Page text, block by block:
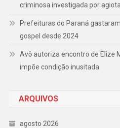
criminosa investigada por
Prefeituras do Paraná
gospel desde 2024
Avô autoriza encontro de Elize
impõe condição inusitada
ARQUIVOS
agosto 2026